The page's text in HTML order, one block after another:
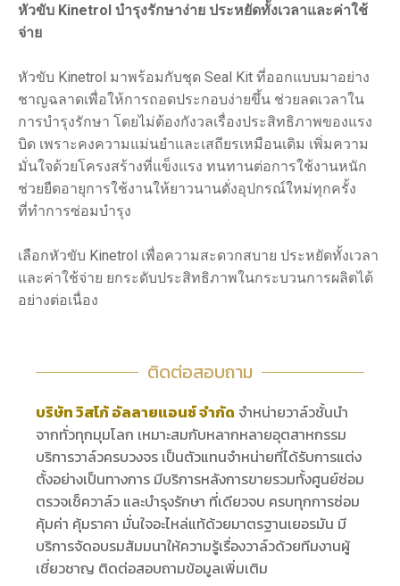
หัวขับ Kinetrol บำรุงรักษาง่าย ประหยัดทั้งเวลาและค่าใช้
จ่าย
หัวขับ Kinetrol มาพร้อมกับชุด Seal Kit ที่ออกแบบมาอย่าง
ชาญฉลาดเพื่อให้การถอดประกอบง่ายขึ้น ช่วยลดเวลาใน
การบำรุงรักษา โดยไม่ต้องกังวลเรื่องประสิทธิภาพของแรง
บิด เพราะคงความแม่นยำและเสถียรเหมือนเดิม เพิ่มความ
มั่นใจด้วยโครงสร้างที่แข็งแรง ทนทานต่อการใช้งานหนัก
ช่วยยืดอายุการใช้งานให้ยาวนานดั่งอุปกรณ์ใหม่ทุกครั้ง
ที่ทำการซ่อมบำรุง
เลือกหัวขับ Kinetrol เพื่อความสะดวกสบาย ประหยัดทั้งเวลา
และค่าใช้จ่าย ยกระดับประสิทธิภาพในกระบวนการผลิตได้
อย่างต่อเนื่อง
ติดต่อสอบถาม
บริษัท วิสโก้ อัลลายแอนซ์ จำกัด จำหน่ายวาล์วชั้นนำ
จากทั่วทุกมุมโลก เหมาะสมกับหลากหลายอุตสาหกรรม
บริการวาล์วครบวงจร เป็นตัวแทนจำหน่ายที่ได้รับการแต่ง
ตั้งอย่างเป็นทางการ มีบริการหลังการขายรวมทั้งศูนย์ซ่อม
ตรวจเช็ควาล์ว และบำรุงรักษา ที่เดียวจบ ครบทุกการซ่อม
คุ้มค่า คุ้มราคา มั่นใจอะไหล่แท้ด้วยมาตรฐานเยอรมัน มี
บริการจัดอบรมสัมมนาให้ความรู้เรื่องวาล์วด้วยทีมงานผู้
เชี่ยวชาญ ติดต่อสอบถามข้อมูลเพิ่มเติม